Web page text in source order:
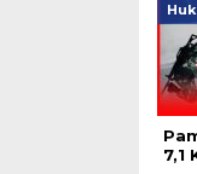
7,1